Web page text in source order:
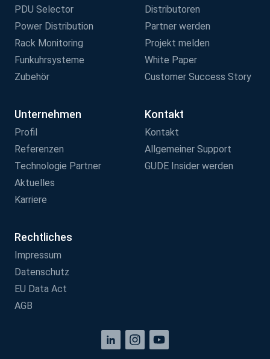
PDU Selector
Power Distribution
Rack Monitoring
Funkuhrsysteme
Zubehör
Distributoren
Partner werden
Projekt melden
White Paper
Customer Success Story
Unternehmen
Profil
Referenzen
Technologie Partner
Aktuelles
Karriere
Kontakt
Kontakt
Allgemeiner Support
GUDE Insider werden
Rechtliches
Impressum
Datenschutz
EU Data Act
AGB